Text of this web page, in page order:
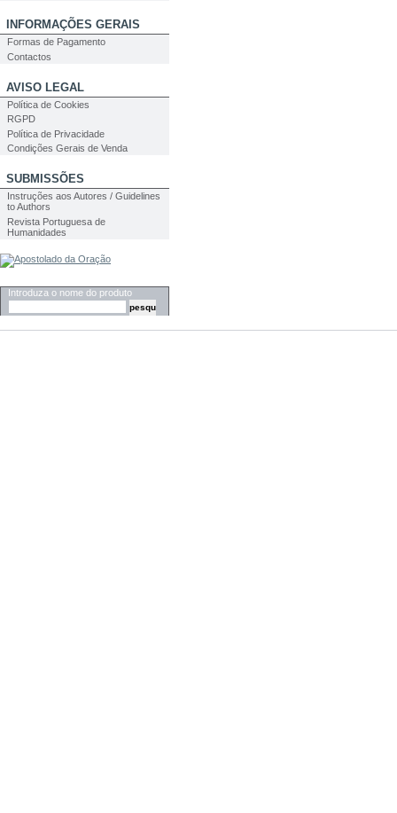
INFORMAÇÕES GERAIS
Formas de Pagamento
Contactos
AVISO LEGAL
Política de Cookies
RGPD
Política de Privacidade
Condições Gerais de Venda
SUBMISSÕES
Instruções aos Autores / Guidelines
to Authors
Revista Portuguesa de
Humanidades
Introduza o nome do produto